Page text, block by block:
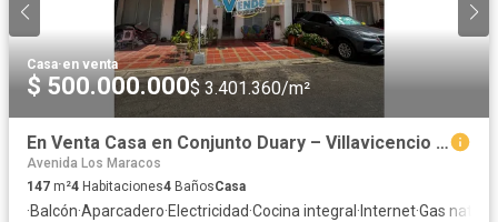
Casa·en venta
$ 500.000.000$ 3.401.360/m²
En Venta Casa en Conjunto Duary – Villavicencio C3310
Avenida Los Maracos
147 m²4 Habitaciones4 BañosCasa
·Balcón·Aparcadero·Electricidad·Cocina integral · Internet·Gas natural